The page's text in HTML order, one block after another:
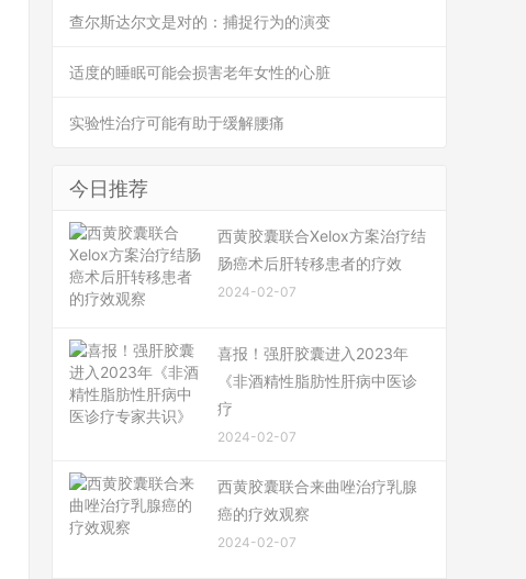
查尔斯达尔文是对的：捕捉行为的演变
适度的睡眠可能会损害老年女性的心脏
实验性治疗可能有助于缓解腰痛
今日推荐
西黄胶囊联合Xelox方案治疗结
肠癌术后肝转移患者的疗效
2024-02-07
喜报！强肝胶囊进入2023年
《非酒精性脂肪性肝病中医诊
疗
2024-02-07
西黄胶囊联合来曲唑治疗乳腺
癌的疗效观察
2024-02-07